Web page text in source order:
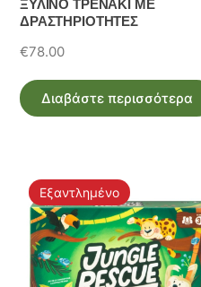
ΞΥΛΙΝΟ ΤΡΕΝΑΚΙ ΜΕ
ΔΡΑΣΤΗΡΙΟΤΗΤΕΣ
€78.00
Διαβάστε περισσότερα
Εξαντλημένο